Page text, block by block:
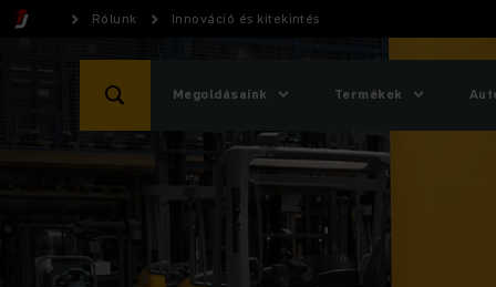
Rólunk Innováció és kitekintés
Megoldásaink Termékek